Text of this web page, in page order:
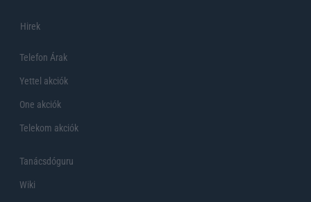
Hirek
Telefon Árak
Yettel akciók
One akciók
Telekom akciók
Tanácsdóguru
Wiki